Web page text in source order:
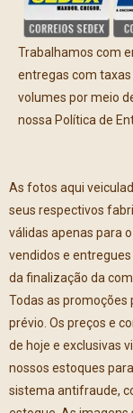
Trabalhamos com
entregas com taxas
volumes por meio
nossa Política de
As fotos aqui
seus respectivos
válidas apenas para
vendidos e entregues
da finalização da
Todas as promoções
prévio. Os preços e
de hoje e exclusivas
nossos estoques
sistema antifraude,